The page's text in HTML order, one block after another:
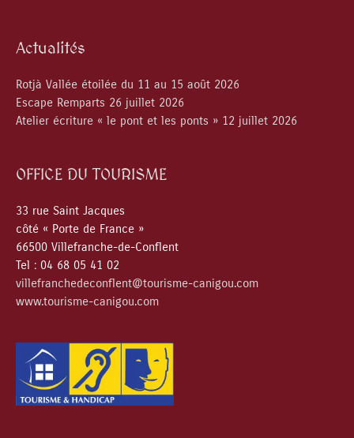
Actualités
Rotjà Vallée étoilée du 11 au 15 août 2026
Escape Remparts 26 juillet 2026
Atelier écriture « le pont et les ponts » 12 juillet 2026
OFFICE DU TOURISME
33 rue Saint Jacques
côté « Porte de France »
66500 Villefranche-de-Conflent
Tel : 04 68 05 41 02
villefranchedeconflent@tourisme-canigou.com
www.tourisme-canigou.com